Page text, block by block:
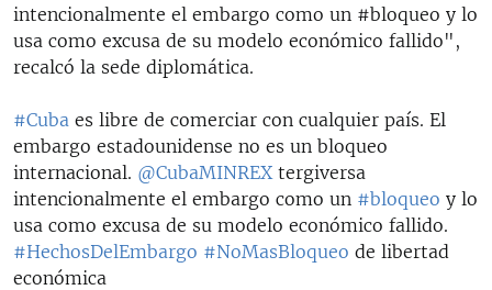
intencionalmente el embargo como un #bloqueo y lo
usa como excusa de su modelo económico fallido",
recalcó la sede diplomática.
#Cuba es libre de comerciar con cualquier país. El
embargo estadounidense no es un bloqueo
internacional. @CubaMINREX tergiversa
intencionalmente el embargo como un #bloqueo y lo
usa como excusa de su modelo económico fallido.
#HechosDelEmbargo #NoMasBloqueo de libertad
económica